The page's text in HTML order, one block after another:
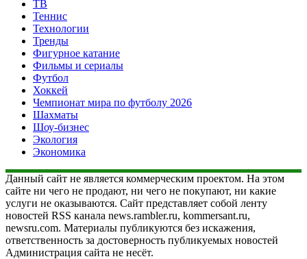
ТВ
Теннис
Технологии
Тренды
Фигурное катание
Фильмы и сериалы
Футбол
Хоккей
Чемпионат мира по футболу 2026
Шахматы
Шоу-бизнес
Экология
Экономика
Данный сайт не является коммерческим проектом. На этом
сайте ни чего не продают, ни чего не покупают, ни какие
услуги не оказываются. Сайт представляет собой ленту
новостей RSS канала news.rambler.ru, kommersant.ru,
newsru.com. Материалы публикуются без искажения,
ответственность за достоверность публикуемых новостей
Администрация сайта не несёт.